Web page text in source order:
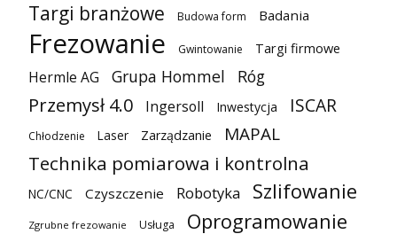
Targi branżowe Budowa form Badania
Frezowanie Gwintowanie Targi firmowe
Hermle AG Grupa Hommel Róg
Przemysł 4.0 Ingersoll Inwestycja ISCAR
Chłodzenie Laser Zarządzanie MAPAL
Technika pomiarowa i kontrolna
NC/CNC Czyszczenie Robotyka Szlifowanie
Zgrubne frezowanie Usługa Oprogramowanie